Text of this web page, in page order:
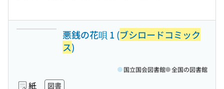
悪銭の花唄 1 (ブシロードコミック
ス)
紙 図書
国立国会図書館 全国の図書館